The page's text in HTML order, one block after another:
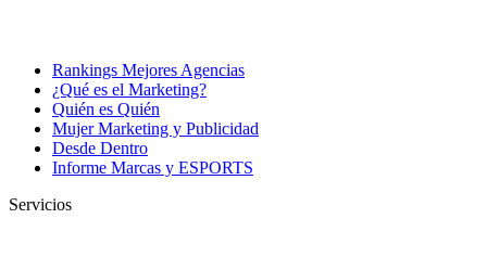
Rankings Mejores Agencias
¿Qué es el Marketing?
Quién es Quién
Mujer Marketing y Publicidad
Desde Dentro
Informe Marcas y ESPORTS
Servicios